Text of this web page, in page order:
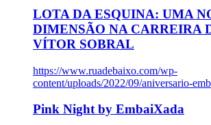
LOTA DA ESQUINA: UMA
DIMENSÃO NA CARREIRA
VÍTOR SOBRAL
https://www.ruadebaixo.com/wp-
content/uploads/2022/09/aniversario-
Pink Night by EmbaiXada